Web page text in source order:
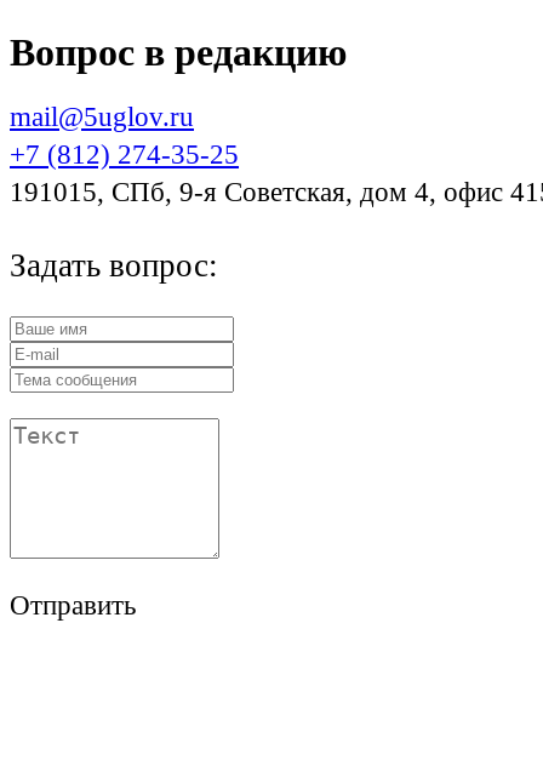
Вопрос в редакцию
mail@5uglov.ru
+7 (812) 274-35-25
191015, СПб, 9-я Советская, дом 4, офис
Задать вопрос:
Отправить